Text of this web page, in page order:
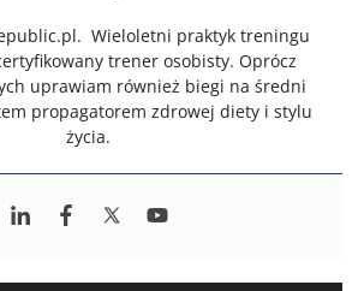
Wieloletni praktyk treningu
trener osobisty. Oprócz
uprawiam również biegi na średni
propagatorem zdrowej diety i stylu
życia.